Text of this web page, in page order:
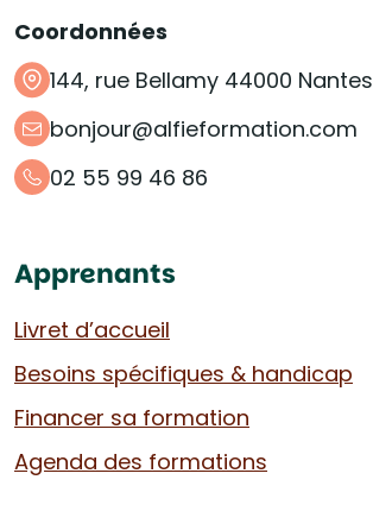
Coordonnées
144, rue Bellamy 44000 Nantes
bonjour@alfieformation.com
02 55 99 46 86
Apprenants
Livret d’accueil
Besoins spécifiques & handicap
Financer sa formation
Agenda des formations